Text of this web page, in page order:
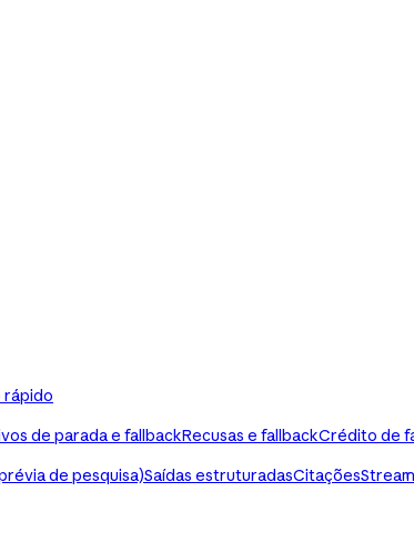
rápido
de parada e fallbackRecusas e fallbackCrédito de
de pesquisa)Saídas estruturadasCitações